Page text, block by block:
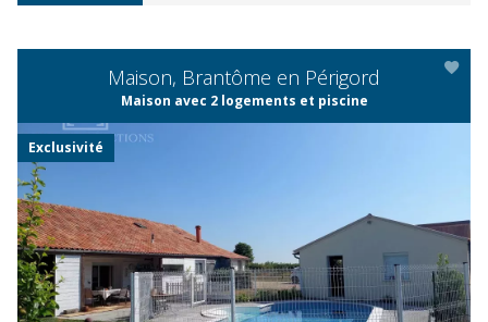
Maison, Brantôme en Périgord
Maison avec 2 logements et piscine
APERÇU
Exclusivité